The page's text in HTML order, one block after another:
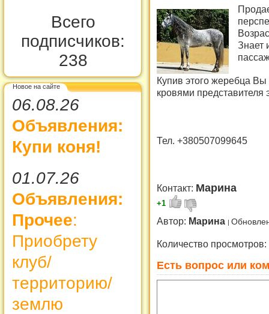
Всего
подписчиков:
238
Новое на сайте
06.08.26
Объявления:
Купи коня!
01.07.26
Объявления:
Прочее:
Приобрету
клуб/
территорию/
землю
Знает
Купив этого жеребца
кровями представителя
Тел. +380507099645
Контакт: Марина
+1
Автор: Марина
Количество просмотров:
Есть вопрос или